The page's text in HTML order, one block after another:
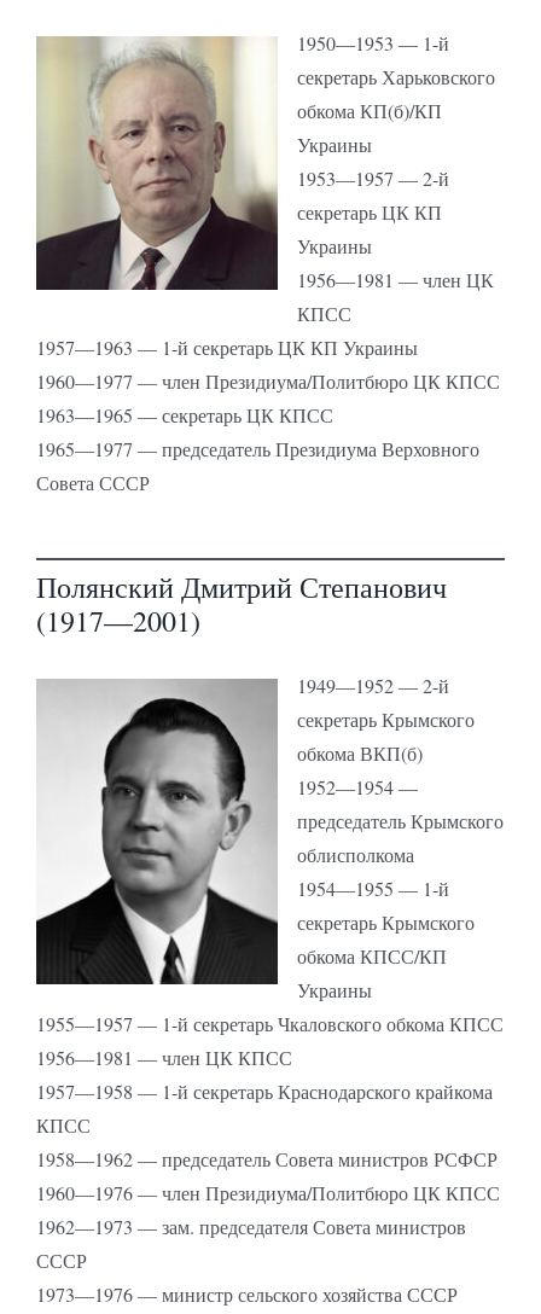
1950—1953 — 1-й
секретарь Харьковского
обкома КП(б)/КП
Украины
1953—1957 — 2-й
секретарь ЦК КП
Украины
1956—1981 — член ЦК
КПСС
1957—1963 — 1-й секретарь ЦК КП Украины
1960—1977 — член Президиума/Политбюро ЦК КПСС
1963—1965 — секретарь ЦК КПСС
1965—1977 — председатель Президиума Верховного
Совета СССР
Полянский Дмитрий Степанович
(1917—2001)
1949—1952 — 2-й
секретарь Крымского
обкома ВКП(б)
1952—1954 —
председатель Крымского
облисполкома
1954—1955 — 1-й
секретарь Крымского
обкома КПСС/КП
Украины
1955—1957 — 1-й секретарь Чкаловского обкома КПСС
1956—1981 — член ЦК КПСС
1957—1958 — 1-й секретарь Краснодарского крайкома
КПСС
1958—1962 — председатель Совета министров РСФСР
1960—1976 — член Президиума/Политбюро ЦК КПСС
1962—1973 — зам. председателя Совета министров
СССР
1973—1976 — министр сельского хозяйства СССР